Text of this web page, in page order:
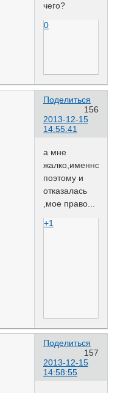
чего?
0
Поделиться
156
2013-12-15
14:55:41
а мне
жалко,именно
поэтому и
отказалась
,мое право...
+1
Поделиться
157
2013-12-15
14:58:55